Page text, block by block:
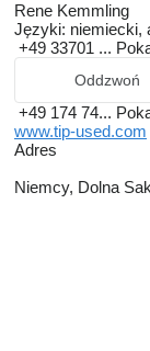
Rene Kemmling
Języki: niemiecki,
+49 33701 ...
Oddzwoń
+49 174 74...
www.tip-used.com
Adres
Niemcy, Dolna